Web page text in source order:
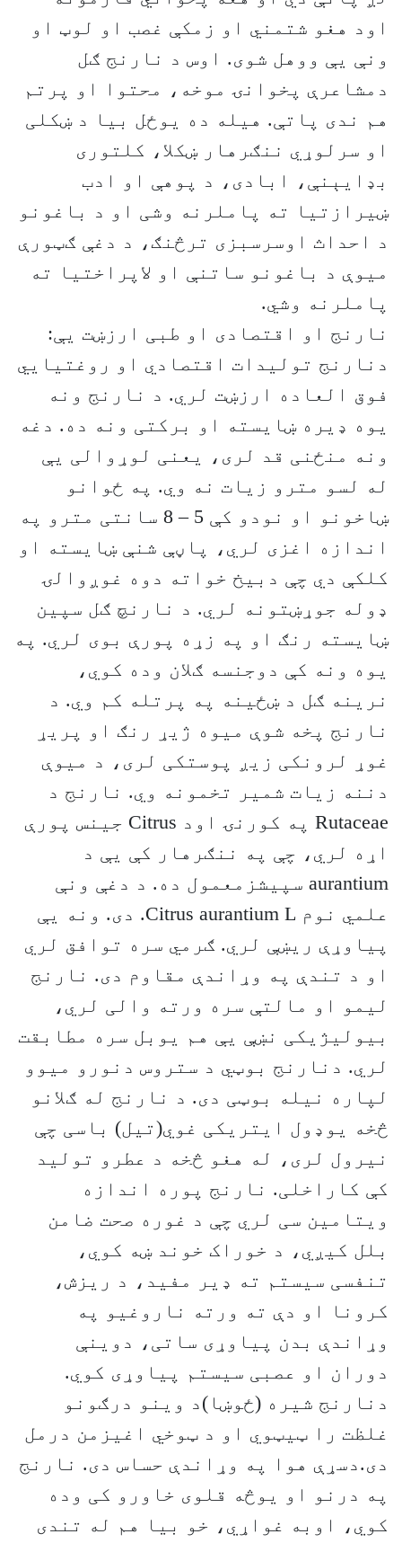
اود هغو شتمني او زمکې غصب او لوټ او
ونې یې ووهل شوی. اوس د نارنج ګل
دمشاعرې پخوانۍ موخه، محتوا او پرتم
هم ندی پاتې. هیله ده یوځل بیا د ښکلی
او سرلوړي ننګرهار ښکلا، کلتوری
بډایېنې، ابادی، د پوهې او ادب
ښیرازتیا ته پاملرنه وشی او د باغونو
د احداث اوسرسبزی ترڅنګ، د دغې ګټورې
میوې د باغونو ساتنې او لاپراختیا ته
پاملرنه وشي.
نارنج او اقتصادی او طبی ارزښت یې:
دنارنج تولیدات اقتصادي او روغتیایي
فوق العاده ارزښت لري. د نارنج ونه
یوه ډیره ښایسته او برکتی ونه ده. دغه
ونه منځنی قد لری، یعنی لوړوالی یې
له لسو مترو زیات نه وي. په ځوانو
ښاخونو او نودو کې 5 – 8 سانتی مترو په
اندازه اغزی لري، پاڼې شنې ښایسته او
کلکې دي چې دبیخ خواته دوه غوږوالۍ
ډوله جوړښتونه لري. د نارنچ ګل سپین
ښایسته رنګ او په زړه پورې بوی لري. په
یوه ونه کې دوجنسه ګلان وده کوي،
نرینه ګل د ښځینه په پرتله کم وي. د
نارنج پخه شوې میوه ژیړ رنګ او پریړ
غوړ لرونکی زیږ پوستکی لری، د میوې
دننه زیات شمیر تخمونه وي. نارنج د
Rutaceae په کورنۍ اود Citrus جینس پورې
اړه لري، چې په ننګرهار کې یې د
aurantium سپیشزمعمول ده. د دغې ونې
علمي نوم Citrus aurantium L. دی. ونه یې
پیاوړې ریښې لري. ګرمي سره توافق لري
او د تندې په وړاندې مقاوم دی. نارنج
لیمو او مالتې سره ورته والی لري،
بیولیژیکی نښې یې هم یوبل سره مطابقت
لري. دنارنج بوټي د ستروس دنورو میوو
لپاره نیله بوټی دی. د نارنج له ګلانو
څخه یوډول ایتریکی غوي(تیل) باسی چې
نیرول لری، له هغو څخه د عطرو تولید
کې کاراخلی. نارنج پوره اندازه
ویتامین سی لري چې د غوره صحت ضامن
بلل کیږي، د خوراک خوند ښه کوي،
تنفسی سیستم ته ډیر مفید، د ریزش،
کرونا او دې ته ورته ناروغیو په
وړاندې بدن پیاوړی ساتی، دوینې
دوران او عصبی سیستم پیاوړی کوي.
دنارنج شیره (ځوښا)د وینو درګونو
غلظت را ټیټوي او د ټوخي اغیزمن درمل
دی.دسړې هوا په وړاندې حساس دی. نارنج
په درنو او یوڅه قلوی خاورو کی وده
کوي، اوبه غواړي، خو بیا هم له تندی